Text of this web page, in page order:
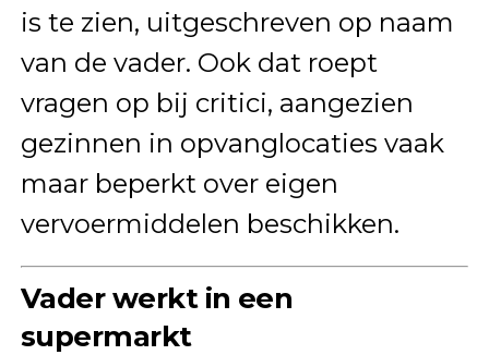
is te zien, uitgeschreven op naam
van de vader. Ook dat roept
vragen op bij critici, aangezien
gezinnen in opvanglocaties vaak
maar beperkt over eigen
vervoermiddelen beschikken.
Vader werkt in een
supermarkt